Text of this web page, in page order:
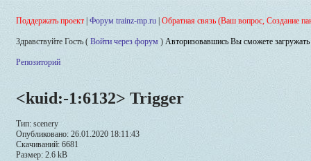
Поддержать проект Форум trainz-mp.ru Обратная связь (Ваш вопрос, Создание
Здравствуйте Гость ( Войти через форум ) Авторизовавшись Вы сможете
Репозиторий
<kuid:-1:6132> Trigger
Тип: scenery
Опубликовано: 26.01.2020 18:11:43
Скачиваний: 6681
Размер: 2.6 kB